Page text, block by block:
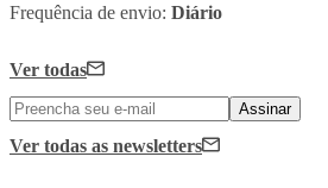
Frequência de envio: Diário
Ver todas
Assinar
Ver todas as newsletters